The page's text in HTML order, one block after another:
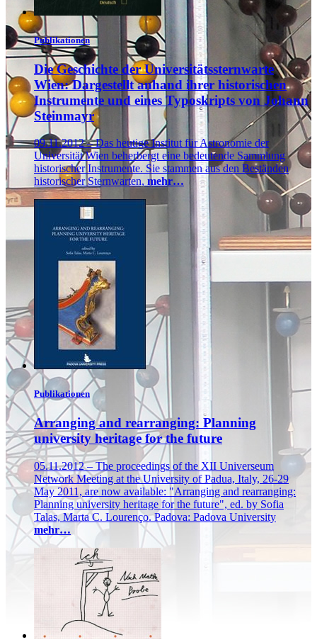
Publikationen
Die Geschichte der Universitätssternwarte
Wien: Dargestellt anhand ihrer historischen
Instrumente und eines Typoskripts von Johann
Steinmayr
09.11.2012 – Das heutige Institut für Astronomie der
Universität Wien beherbergt eine bedeutende Sammlung
historischer Instrumente. Sie stammen aus den Beständen
historischer Sternwarten, mehr…
Publikationen
Arranging and rearranging: Planning
university heritage for the future
05.11.2012 – The proceedings of the XII Universeum
Network Meeting at the University of Padua, Italy, 26-29
May 2011, are now available: "Arranging and rearranging:
Planning university heritage for the future", ed. by Sofia
Talas, Marta C. Lourenço. Padova: Padova University
mehr…